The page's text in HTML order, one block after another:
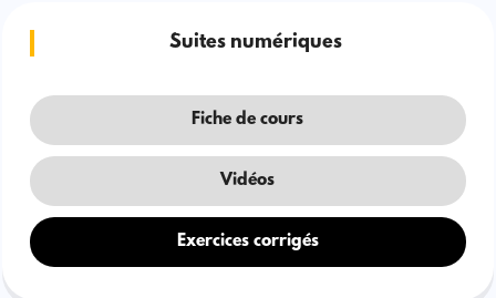
Suites numériques
Fiche de cours
Vidéos
Exercices corrigés